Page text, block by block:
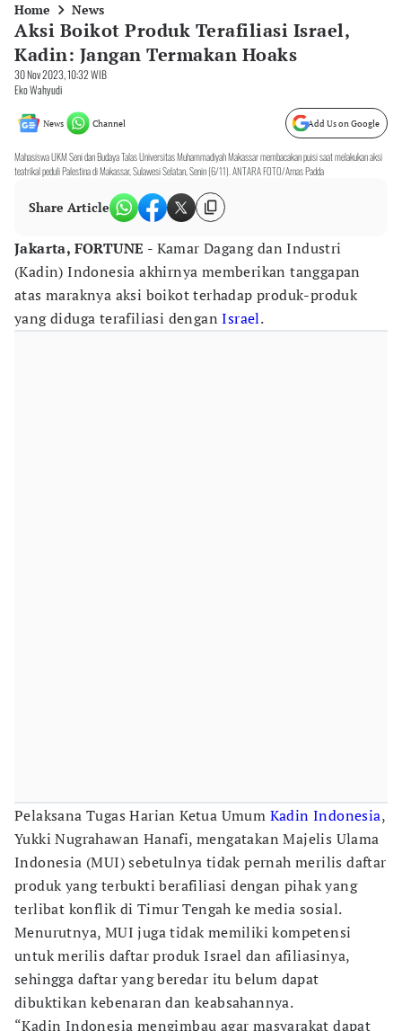
Home News
Aksi Boikot Produk Terafiliasi Israel,
Kadin: Jangan Termakan Hoaks
30 Nov 2023, 10:32 WIB
Eko Wahyudi
News Channel Add Us on Google
Mahasiswa UKM Seni dan Budaya Talas Universitas Muhammadiyah Makassar membacakan puisi saat melakukan aksi
teatrikal peduli Palestina di Makassar, Sulawesi Selatan, Senin (6/11). ANTARA FOTO/Arnas Padda
Share Article
Jakarta, FORTUNE - Kamar Dagang dan Industri
(Kadin) Indonesia akhirnya memberikan tanggapan
atas maraknya aksi boikot terhadap produk-produk
yang diduga terafiliasi denganIsrael.
Pelaksana Tugas Harian Ketua Umum Kadin Indonesia,
Yukki Nugrahawan Hanafi, mengatakan Majelis Ulama
Indonesia (MUI) sebetulnya tidak pernah merilis daftar
produk yang terbukti berafiliasi dengan pihak yang
terlibat konflik di Timur Tengah ke media sosial.
Menurutnya, MUI juga tidak memiliki kompetensi
untuk merilis daftar produk Israel dan afiliasinya,
sehingga daftar yang beredar itu belum dapat
dibuktikan kebenaran dan keabsahannya.
“Kadin Indonesia mengimbau agar masyarakat dapat